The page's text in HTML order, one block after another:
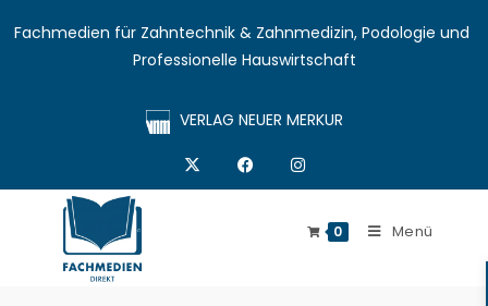
Fachmedien für Zahntechnik & Zahnmedizin, Podologie und
Professionelle Hauswirtschaft
VERLAG NEUER MERKUR
0 Menü